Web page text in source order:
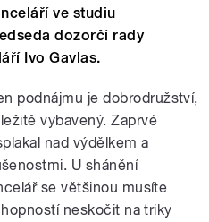
ve studiu
dozorčí rady
Ivo Gavlas.
podnájmu je dobrodružství,
vybavený. Zaprvé
nad výdělkem a
U shánění
se většinou musíte
neskočit na triky